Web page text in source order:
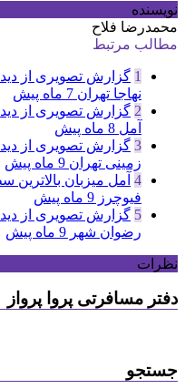
نویسنده
محمدرضا فلاح
مطالب مرتبط
1 گزارش تصویری از
نهاجا تهران 7 ماه پیش
2 گزارش تصویری از
آمل 8 ماه پیش
3 گزارش تصویری از
زمینی تهران 9 ماه پیش
4 آمل میزبان
فیوچرز 9 ماه پیش
5 گزارش تصویری از
رضوان شهر 9 ماه پیش
نظرات
دفتر مسافرتی پروا پرواز
جستجو